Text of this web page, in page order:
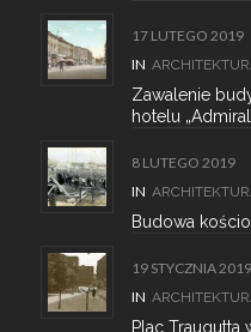
17 LUTEGO 2019
IN
Zawalenie
hotelu
8 LUTEGO 2019
IN
Budowa
19 STYCZNIA 2019
IN
Plac Traugutta